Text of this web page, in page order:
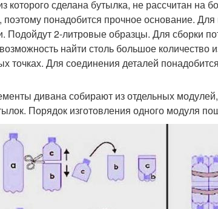
которого сделана бутылка, не рассчитан на
понадобится прочное основание.
Подойдут 2-литровые образцы. Для сборки
найти столь большое количество
точках. Для соединения деталей
дивана собирают из отдельных
Порядок изготовления одного модуля